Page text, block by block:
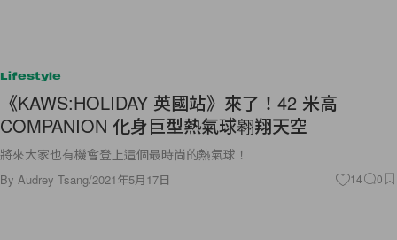
Lifestyle
《KAWS:HOLIDAY 英國站》來了！42 米高
COMPANION 化身巨型熱氣球翱翔天空
將來大家也有機會登上這個最時尚的熱氣球！
By Audrey Tsang/2021年5月17日 14 0